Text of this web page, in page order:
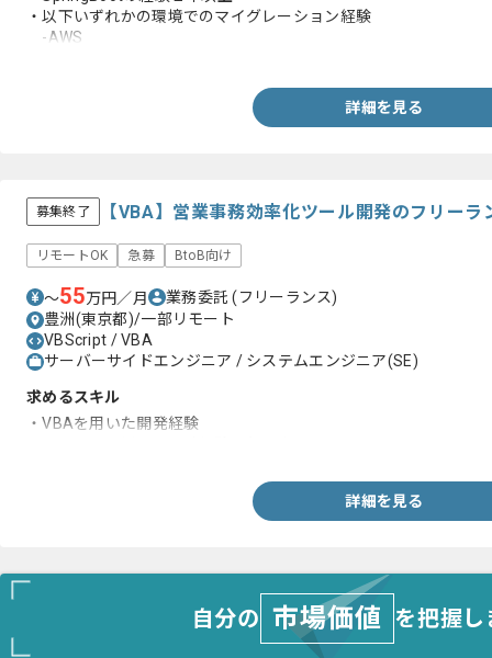
・以下いずれかの環境でのマイグレーション経験
-AWS
詳細を見る
募集終了 【VBA】営業事務効率化ツール開発のフリー
リモートOK 急募 BtoB向け
〜55万円／月 業務委託(フリーランス)
豊洲(東京都)/一部リモート
VBScript / VBA
サーバーサイドエンジニア / システムエンジニア(SE)
求めるスキル
・VBAを用いた開発経験
詳細を見る
自分の 市場価値 を把握